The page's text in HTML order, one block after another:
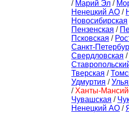
/ Марий Эл /
Ненецкий АО /
Новосибирская
Пензенская /
Псковская /
Санкт-
Свердловская /
Тверская /
Удмуртия /
/ Ханты-
Чувашская /
Ненецкий АО /